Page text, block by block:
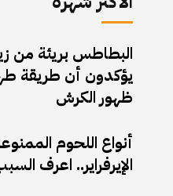
البطاطس بريئة من
يؤكدون أن طريقة
ظهور الكرش
أنواع اللحوم
الإيرفراير.. اعرف